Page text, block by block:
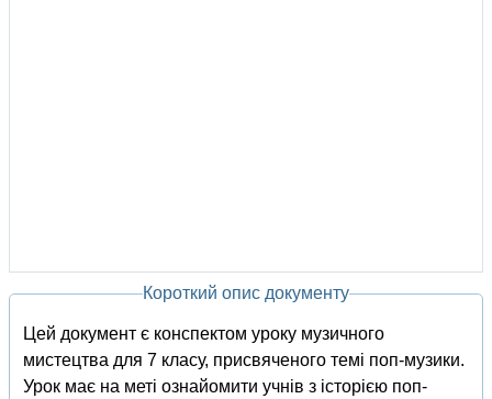
Короткий опис документу
Цей документ є конспектом уроку музичного
мистецтва для 7 класу, присвяченого темі поп-музики.
Урок має на меті ознайомити учнів з історією поп-